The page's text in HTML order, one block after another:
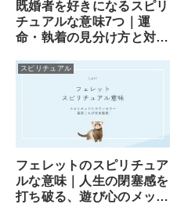
既婚者を好きになるスピリ
チュアルな意味7つ｜運
命・執着の見分け方と対処
スピリチュアル
フェレットのスピリチュア
ルな意味｜人生の閉塞感を
打ち破る、遊び心のメッセ